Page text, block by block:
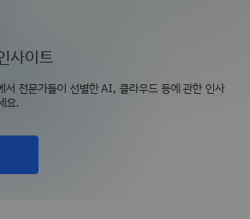
사이트
전문가들이 선별한 AI, 클라우드 등에 관한 인사
요.